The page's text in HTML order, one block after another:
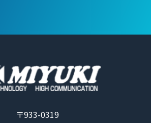
〒933-0319